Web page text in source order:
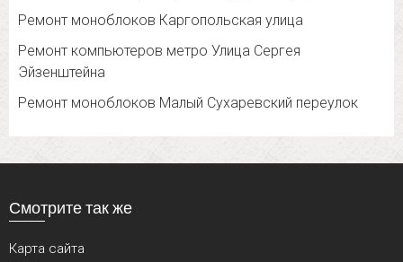
Ремонт моноблоков Каргопольская улица
Ремонт компьютеров метро Улица Сергея
Эйзенштейна
Ремонт моноблоков Малый Сухаревский переулок
Смотрите так же
Карта сайта